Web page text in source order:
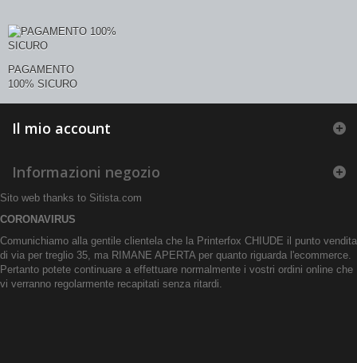
PAGAMENTO
100% SICURO
Il mio account
Informazioni negozio
Sito web thanks to Sitista.com
CORONAVIRUS
Comunichiamo alla gentile clientela che la Printerfox CHIUDE il punto vendita
di via per treglio 35, ma RIMANE APERTA per quanto riguarda l'ecommerce.
Pertanto potete continuare a effettuare normalmente i vostri ordini online che
vi verranno regolarmente recapitati senza ritardi.